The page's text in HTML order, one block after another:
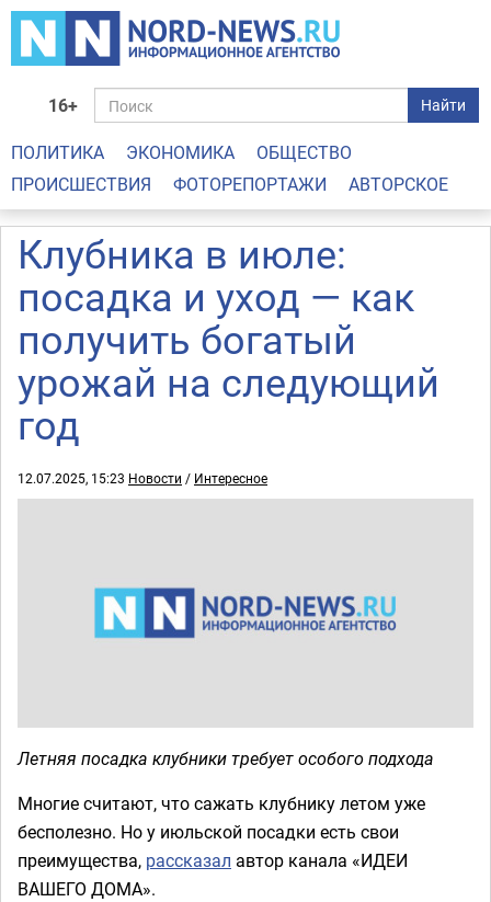
16+ Найти
ПОЛИТИКА ЭКОНОМИКА
ОБЩЕСТВО
ПРОИСШЕСТВИЯ
ФОТОРЕПОРТАЖИ АВТОРСКОЕ
Клубника в июле:
посадка и уход — как
получить богатый
урожай на следующий
год
12.07.2025, 15:23 Новости / Интересное
Летняя посадка клубники требует особого подхода
Многие считают, что сажать клубнику летом уже
бесполезно. Но у июльской посадки есть свои
преимущества, рассказал автор канала «ИДЕИ
ВАШЕГО ДОМА».